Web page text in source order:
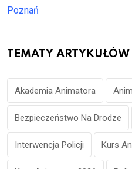
Poznań
TEMATY ARTYKUŁÓW
Akademia Animatora
Bezpieczeństwo Na Drodze
Interwencja Policji Kurs